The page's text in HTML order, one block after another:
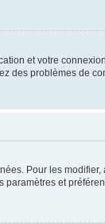
et votre
des problèmes de
Pour les modifier,
et